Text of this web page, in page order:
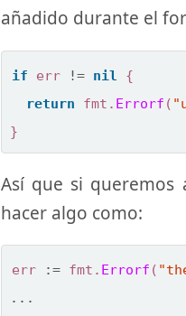
añadido durante el
if err != nil
{
return
fmt . Errorf (
}
Así que si queremos
hacer algo como:
err := fmt . Errorf (
...